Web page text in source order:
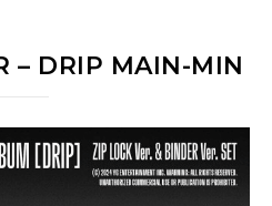
– DRIP MAIN-MIN